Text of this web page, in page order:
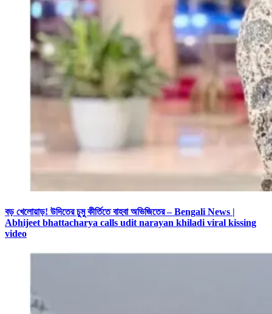
বড় খেলোয়াড়! উদিতের চুমু কীর্তিতে বাহবা অভিজিতের – Bengali News |
Abhijeet bhattacharya calls udit narayan khiladi viral kissing
video